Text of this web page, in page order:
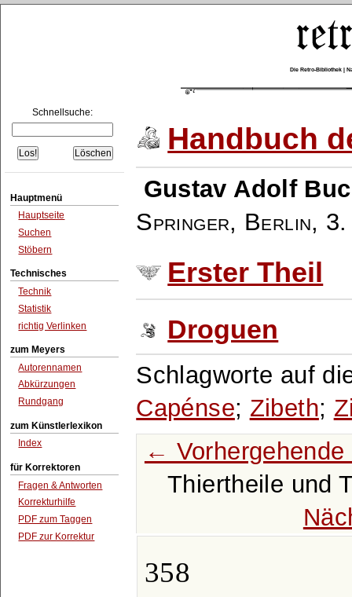
Die Retro-Bibliothek |
Schnellsuche:
Hauptmenü
Hauptseite
Suchen
Stöbern
Technisches
Technik
Statistik
richtig Verlinken
zum Meyers
Autorennamen
Abkürzungen
Rundgang
zum Künstlerlexikon
Index
für Korrektoren
Fragen & Antworten
Korrekturhilfe
PDF zum Taggen
PDF zur Korrektur
Handbuch
Gustav Adolf
Springer, Berlin,
Erster Theil
Droguen
Schlagworte auf
Capénse; Zibeth;
← Vorhergehende
Thiertheile und
358